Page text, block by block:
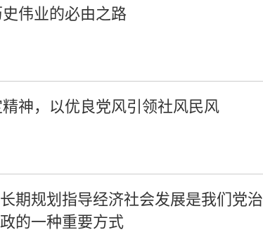
伟业的必由之路
神，以优良党风引领社风民风
期规划指导经济社会发展是我们党治
的一种重要方式